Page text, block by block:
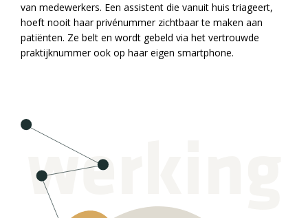
van medewerkers. Een assistent die vanuit huis triageert,
hoeft nooit haar privénummer zichtbaar te maken aan
patiënten. Ze belt en wordt gebeld via het vertrouwde
praktijknummer ook op haar eigen smartphone.
werking